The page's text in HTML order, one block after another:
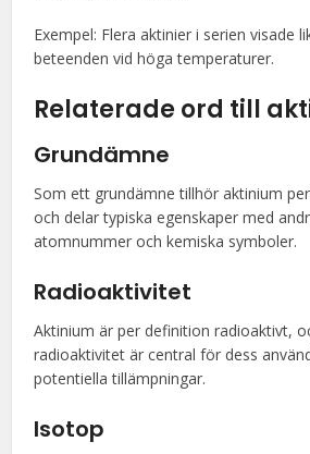
Exempel: Flera aktinier i serien visade
beteenden vid höga temperaturer.
Relaterade ord till
Grundämne
Som ett grundämne tillhör aktinium
och delar typiska egenskaper med
atomnummer och kemiska symboler.
Radioaktivitet
Aktinium är per definition radioaktivt,
radioaktivitet är central för dess
potentiella tillämpningar.
Isotop